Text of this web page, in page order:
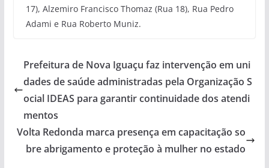
17), Alzemiro Francisco Thomaz (Rua 18), Rua Pedro
Adami e Rua Roberto Muniz.
Prefeitura de Nova Iguaçu faz intervenção em uni
dades de saúde administradas pela Organização S
ocial IDEAS para garantir continuidade dos atendi
mentos
Volta Redonda marca presença em capacitação so
bre abrigamento e proteção à mulher no estado